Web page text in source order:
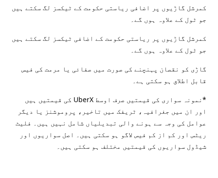
کمرشل گاڑیوں پر اضافی ریاستی حکومت کے ٹیکسز لگ سکتے ہیں
جو ٹول کے علاوہ ہوں گے۔
کمرشل گاڑیوں پر ریاستی حکومت کے اضافی ٹیکسز لگ سکتے ہیں
جو ٹول کے علاوہ ہوں گے۔
گاڑی کو نقصان پہنچنے کی صورت میں صفائی یا مرمت کی فیس
قابل اطلاق ہو سکتی ہے۔
*نمونہ سواری کی قیمتیں صرف اوسط UberX کی قیمتیں ہیں
اور ان میں جغرافیہ، ٹریفک میں تاخیر، پروموشنز یا دیگر
عوامل کی وجہ سے ہونے والی تبدیلیاں شامل نہیں ہیں۔ فلیٹ
ریٹس اور کم از کم فیس لاگو ہو سکتی ہیں۔ اصل سواریوں اور
شیڈول سواریوں کی قیمتیں مختلف ہو سکتی ہیں۔